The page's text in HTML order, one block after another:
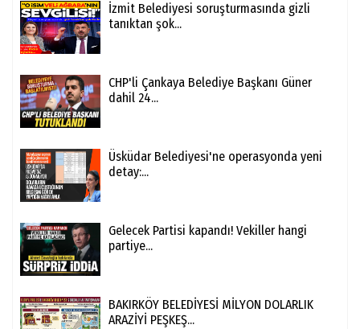
İzmit Belediyesi soruşturmasında gizli
tanıktan şok...
CHP'li Çankaya Belediye Başkanı Güner
dahil 24...
Üsküdar Belediyesi'ne operasyonda yeni
detay:...
Gelecek Partisi kapandı! Vekiller hangi
partiye...
BAKIRKÖY BELEDİYESİ MİLYON DOLARLIK
ARAZİYİ PEŞKEŞ...